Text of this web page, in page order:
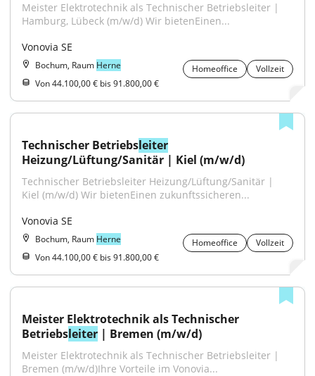
Meister Elektrotechnik als Technischer Betriebsleiter |
Hamburg, Lübeck (m/w/d) Wir bietenEinen...
Vonovia SE
Bochum, Raum Herne Homeoffice
Vollzeit
Von 44.100,00 € bis 91.800,00 €
Technischer Betriebsleiter
Heizung/Lüftung/Sanitär | Kiel (m/w/d)
Technischer Betriebsleiter Heizung/Lüftung/Sanitär |
Kiel (m/w/d) Wir bietenEinen zukunftssicheren...
Vonovia SE
Bochum, Raum Herne Homeoffice
Vollzeit
Von 44.100,00 € bis 91.800,00 €
Meister Elektrotechnik als Technischer
Betriebsleiter | Bremen (m/w/d)
Meister Elektrotechnik als Technischer Betriebsleiter |
Bremen (m/w/d)Ihre Vorteile im Vonovia...